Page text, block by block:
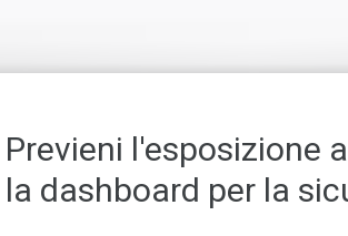
Previeni l'esposizione
la dashboard per la